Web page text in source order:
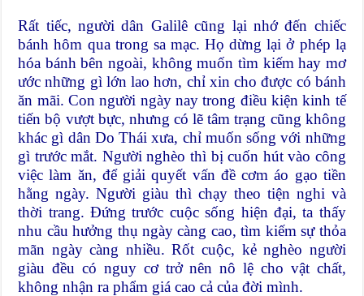
Rất tiếc, người dân Galilê cũng lại nhớ đến chiếc
bánh hôm qua trong sa mạc. Họ dừng lại ở phép lạ
hóa bánh bên ngoài, không muốn tìm kiếm hay mơ
ước những gì lớn lao hơn, chỉ xin cho được có bánh
ăn mãi. Con người ngày nay trong điều kiện kinh tế
tiến bộ vượt bực, nhưng có lẽ tâm trạng cũng không
khác gì dân Do Thái xưa, chỉ muốn sống với những
gì trước mắt. Người nghèo thì bị cuốn hút vào công
việc làm ăn, để giải quyết vấn đề cơm áo gạo tiền
hằng ngày. Người giàu thì chạy theo tiện nghi và
thời trang. Đứng trước cuộc sống hiện đại, ta thấy
nhu cầu hưởng thụ ngày càng cao, tìm kiếm sự thỏa
mãn ngày càng nhiều. Rốt cuộc, kẻ nghèo người
giàu đều có nguy cơ trở nên nô lệ cho vật chất,
không nhận ra phẩm giá cao cả của đời mình.